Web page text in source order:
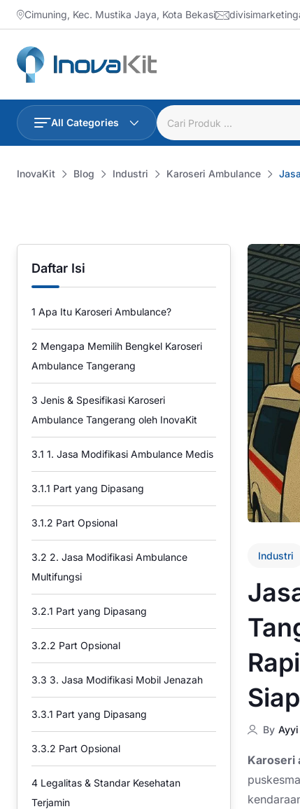
Skip
to
content
Cimuning, Kec. Mustika Jaya, Kota Bekasi
All Categories
InovaKit Blog Industri Karoseri Ambulance
Daftar Isi
1 Apa Itu Karoseri Ambulance?
2 Mengapa Memilih Bengkel Karoseri
Ambulance Tangerang
3 Jenis & Spesifikasi Karoseri
Ambulance Tangerang oleh InovaKit
3.1 1. Jasa Modifikasi Ambulance Medis
3.1.1 Part yang Dipasang
3.1.2 Part Opsional
3.2 2. Jasa Modifikasi Ambulance
Multifungsi
3.2.1 Part yang Dipasang
3.2.2 Part Opsional
3.3 3. Jasa Modifikasi Mobil Jenazah
3.3.1 Part yang Dipasang
3.3.2 Part Opsional
4 Legalitas & Standar Kesehatan
Terjamin
Industri
By
Karoseri